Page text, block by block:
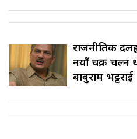
राजनीतिक
नयाँ चक्र
बाबुराम भट्टराई